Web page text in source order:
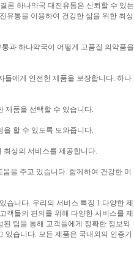
론 하나약국 대진유통은 신뢰할 수 있는
유통을 이용하여 건강한 삶을 위한 최상
과 하나약국이 어떻게 고품질 의약품을
들에게 안전한 제품을 보장합니다. 하나
제품을 선택할 수 있습니다.
할 수 있도록 도와줍니다.
상의 서비스를 제공합니다.
을 주고 있습니다. 함께하여 건강한 미
니다. 우리의 서비스 특징 1.다양한 제
객들의 편의를 위해 다양한 서비스를 제
팀을 통해 고객들에게 정확한 정보와
습니다. 모든 제품은 국내외의 인증기